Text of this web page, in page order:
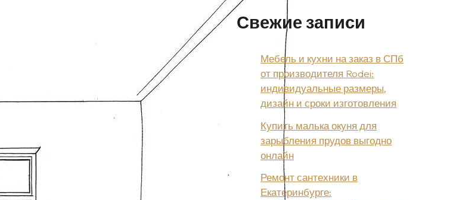
Свежие записи
Мебель и кухни на заказ в СПб
от производителя Rodei:
индивидуальные размеры,
дизайн и сроки изготовления
Купить малька окуня для
зарыбления прудов выгодно
онлайн
Ремонт сантехники в
Екатеринбурге: